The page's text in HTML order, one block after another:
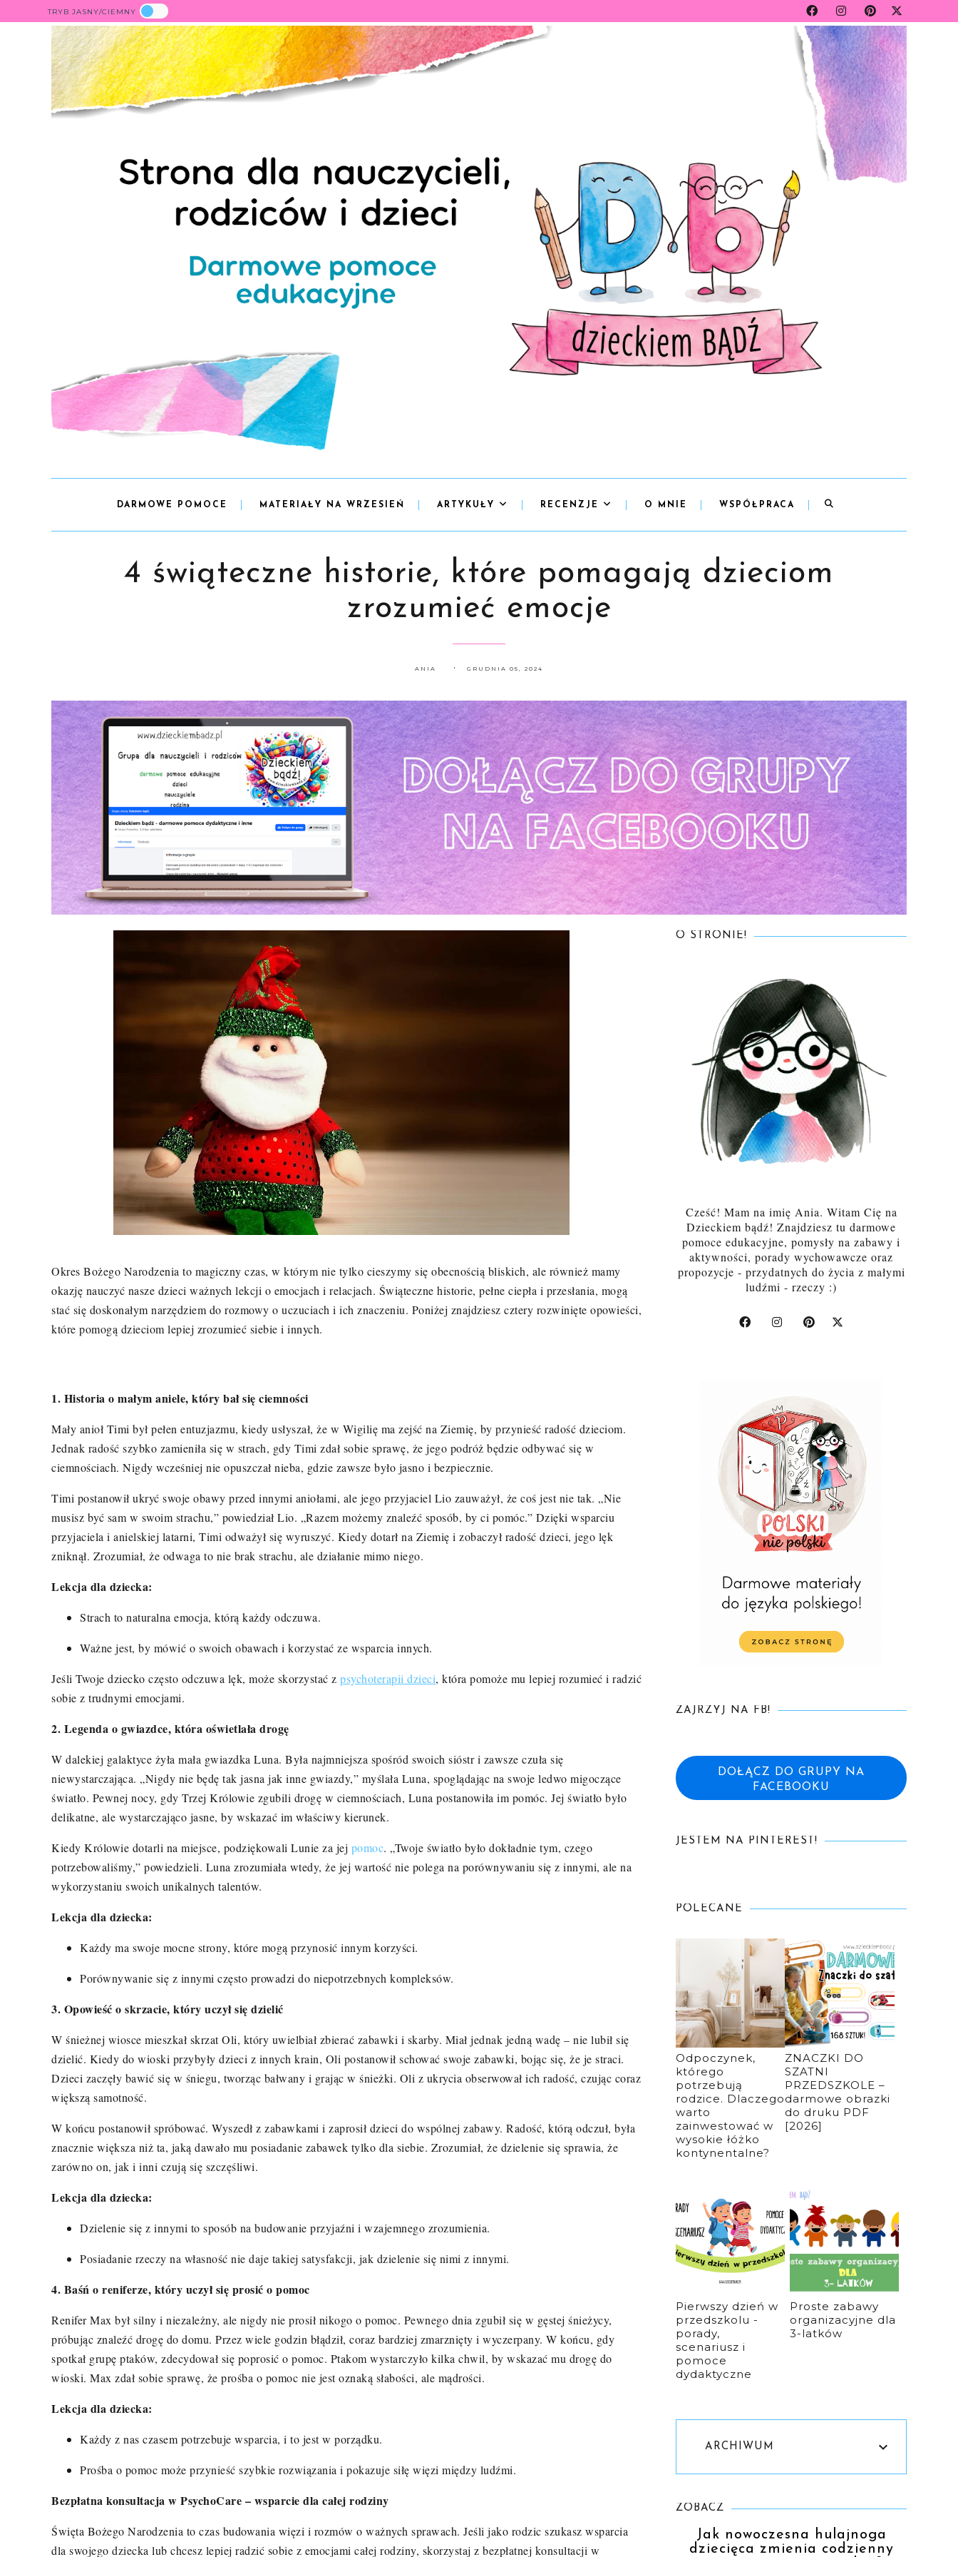
TRYB JASNY/CIEMNY
DARMOWE POMOCE MATERIAŁY NA WRZESIEŃ ARTYKUŁY RECENZJE O MNIE WSPÓŁPRACA
4 świąteczne historie, które pomagają dzieciom
zrozumieć emocje
ANIA GRUDNIA 05, 2024
Okres Bożego Narodzenia to magiczny czas, w którym nie tylko cieszymy się obecnością bliskich, ale również mamy
okazję nauczyć nasze dzieci ważnych lekcji o emocjach i relacjach. Świąteczne historie, pełne ciepła i przesłania, mogą
stać się doskonałym narzędziem do rozmowy o uczuciach i ich znaczeniu. Poniżej znajdziesz cztery rozwinięte opowieści,
które pomogą dzieciom lepiej zrozumieć siebie i innych.
1. Historia o małym aniele, który bał się ciemności
Mały anioł Timi był pełen entuzjazmu, kiedy usłyszał, że w Wigilię ma zejść na Ziemię, by przynieść radość dzieciom.
Jednak radość szybko zamieniła się w strach, gdy Timi zdał sobie sprawę, że jego podróż będzie odbywać się w
ciemnościach. Nigdy wcześniej nie opuszczał nieba, gdzie zawsze było jasno i bezpiecznie.
Timi postanowił ukryć swoje obawy przed innymi aniołami, ale jego przyjaciel Lio zauważył, że coś jest nie tak. „Nie
musisz być sam w swoim strachu,” powiedział Lio. „Razem możemy znaleźć sposób, by ci pomóc.” Dzięki wsparciu
przyjaciela i anielskiej latarni, Timi odważył się wyruszyć. Kiedy dotarł na Ziemię i zobaczył radość dzieci, jego lęk
zniknął. Zrozumiał, że odwaga to nie brak strachu, ale działanie mimo niego.
Lekcja dla dziecka:
Strach to naturalna emocja, którą każdy odczuwa.
Ważne jest, by mówić o swoich obawach i korzystać ze wsparcia innych.
Jeśli Twoje dziecko często odczuwa lęk, może skorzystać z psychoterapii dzieci, która pomoże mu lepiej rozumieć i radzić
sobie z trudnymi emocjami.
2. Legenda o gwiazdce, która oświetlała drogę
W dalekiej galaktyce żyła mała gwiazdka Luna. Była najmniejsza spośród swoich sióstr i zawsze czuła się
niewystarczająca. „Nigdy nie będę tak jasna jak inne gwiazdy,” myślała Luna, spoglądając na swoje ledwo migoczące
światło. Pewnej nocy, gdy Trzej Królowie zgubili drogę w ciemnościach, Luna postanowiła im pomóc. Jej światło było
delikatne, ale wystarczająco jasne, by wskazać im właściwy kierunek.
Kiedy Królowie dotarli na miejsce, podziękowali Lunie za jej pomoc. „Twoje światło było dokładnie tym, czego
potrzebowaliśmy,” powiedzieli. Luna zrozumiała wtedy, że jej wartość nie polega na porównywaniu się z innymi, ale na
wykorzystaniu swoich unikalnych talentów.
Lekcja dla dziecka:
Każdy ma swoje mocne strony, które mogą przynosić innym korzyści.
Porównywanie się z innymi często prowadzi do niepotrzebnych kompleksów.
3. Opowieść o skrzacie, który uczył się dzielić
W śnieżnej wiosce mieszkał skrzat Oli, który uwielbiał zbierać zabawki i skarby. Miał jednak jedną wadę – nie lubił się
dzielić. Kiedy do wioski przybyły dzieci z innych krain, Oli postanowił schować swoje zabawki, bojąc się, że je straci.
Dzieci zaczęły bawić się w śniegu, tworząc bałwany i grając w śnieżki. Oli z ukrycia obserwował ich radość, czując coraz
większą samotność.
W końcu postanowił spróbować. Wyszedł z zabawkami i zaprosił dzieci do wspólnej zabawy. Radość, którą odczuł, była
znacznie większa niż ta, jaką dawało mu posiadanie zabawek tylko dla siebie. Zrozumiał, że dzielenie się sprawia, że
zarówno on, jak i inni czują się szczęśliwi.
Lekcja dla dziecka:
Dzielenie się z innymi to sposób na budowanie przyjaźni i wzajemnego zrozumienia.
Posiadanie rzeczy na własność nie daje takiej satysfakcji, jak dzielenie się nimi z innymi.
4. Baśń o reniferze, który uczył się prosić o pomoc
Renifer Max był silny i niezależny, ale nigdy nie prosił nikogo o pomoc. Pewnego dnia zgubił się w gęstej śnieżycy,
próbując znaleźć drogę do domu. Przez wiele godzin błądził, coraz bardziej zmarznięty i wyczerpany. W końcu, gdy
spotkał grupę ptaków, zdecydował się poprosić o pomoc. Ptakom wystarczyło kilka chwil, by wskazać mu drogę do
wioski. Max zdał sobie sprawę, że prośba o pomoc nie jest oznaką słabości, ale mądrości.
Lekcja dla dziecka:
Każdy z nas czasem potrzebuje wsparcia, i to jest w porządku.
Prośba o pomoc może przynieść szybkie rozwiązania i pokazuje siłę więzi między ludźmi.
Bezpłatna konsultacja w PsychoCare – wsparcie dla całej rodziny
Święta Bożego Narodzenia to czas budowania więzi i rozmów o ważnych sprawach. Jeśli jako rodzic szukasz wsparcia
dla swojego dziecka lub chcesz lepiej radzić sobie z emocjami całej rodziny, skorzystaj z bezpłatnej konsultacji w
O STRONIE!
Cześć! Mam na imię Ania. Witam Cię na
Dzieckiem bądź! Znajdziesz tu darmowe
pomoce edukacyjne, pomysły na zabawy i
aktywności, porady wychowawcze oraz
propozycje - przydatnych do życia z małymi
ludźmi - rzeczy :)
ZAJRZYJ NA FB!
DOŁĄCZ DO GRUPY NA
FACEBOOKU
JESTEM NA PINTEREST!
POLECANE
Odpoczynek,
którego
potrzebują
rodzice. Dlaczego
warto
zainwestować w
wysokie łóżko
kontynentalne?
ZNACZKI DO
SZATNI
PRZEDSZKOLE –
darmowe obrazki
do druku PDF
[2026]
Pierwszy dzień w
przedszkolu -
porady,
scenariusz i
pomoce
dydaktyczne
Proste zabawy
organizacyjne dla
3-latków
ARCHIWUM
ZOBACZ
Jak nowoczesna hulajnoga
dziecięca zmienia codzienny